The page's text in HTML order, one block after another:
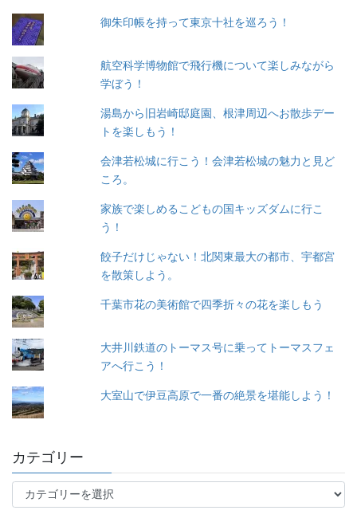
御朱印帳を持って東京十社を巡ろう！
航空科学博物館で飛行機について楽しみながら
学ぼう！
湯島から旧岩崎邸庭園、根津周辺へお散歩デー
トを楽しもう！
会津若松城に行こう！会津若松城の魅力と見ど
ころ。
家族で楽しめるこどもの国キッズダムに行こ
う！
餃子だけじゃない！北関東最大の都市、宇都宮
を散策しよう。
千葉市花の美術館で四季折々の花を楽しもう
大井川鉄道のトーマス号に乗ってトーマスフェ
アへ行こう！
大室山で伊豆高原で一番の絶景を堪能しよう！
カテゴリー
テ